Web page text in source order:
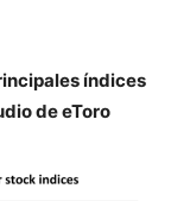
índices
de eToro